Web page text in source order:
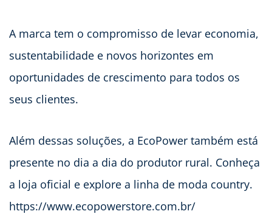
A marca tem o compromisso de levar economia,
sustentabilidade e novos horizontes em
oportunidades de crescimento para todos os
seus clientes.
Além dessas soluções, a EcoPower também está
presente no dia a dia do produtor rural. Conheça
a loja oficial e explore a linha de moda country.
https://www.ecopowerstore.com.br/